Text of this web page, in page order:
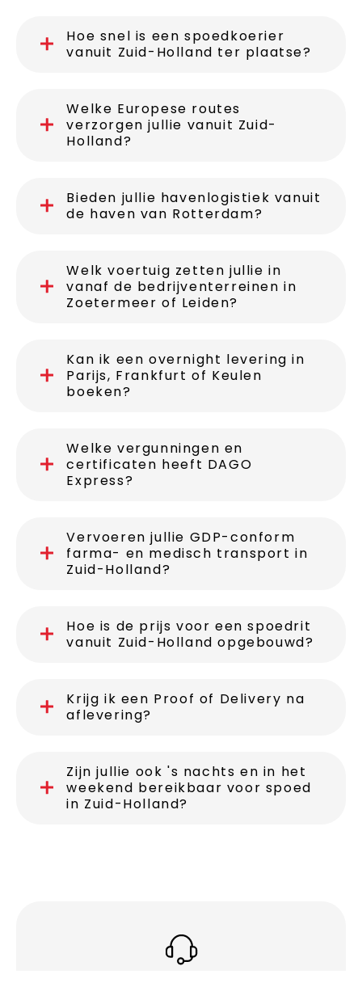
Hoe snel is een spoedkoerier
vanuit Zuid-Holland ter plaatse?
Welke Europese routes
verzorgen jullie vanuit Zuid-
Holland?
Bieden jullie havenlogistiek vanuit
de haven van Rotterdam?
Welk voertuig zetten jullie in
vanaf de bedrijventerreinen in
Zoetermeer of Leiden?
Kan ik een overnight levering in
Parijs, Frankfurt of Keulen
boeken?
Welke vergunningen en
certificaten heeft DAGO
Express?
Vervoeren jullie GDP-conform
farma- en medisch transport in
Zuid-Holland?
Hoe is de prijs voor een spoedrit
vanuit Zuid-Holland opgebouwd?
Krijg ik een Proof of Delivery na
aflevering?
Zijn jullie ook 's nachts en in het
weekend bereikbaar voor spoed
in Zuid-Holland?